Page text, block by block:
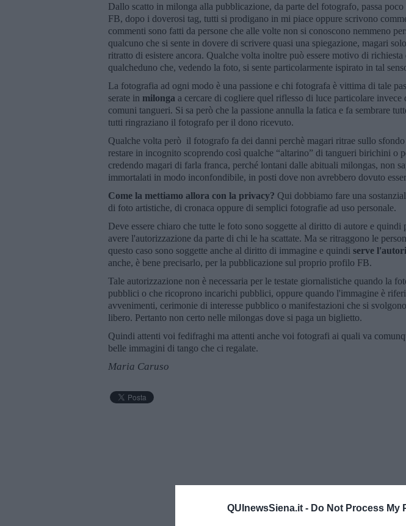
QUInewsSiena.it - Do Not Process My
Dallo scatto in milonga alla pubblicazione, da parte del fotografo, passa poco
FB, dopo i doverosi tag, tutti si prodigano in mi piace oppure scrivono
commenti sono fatti da persone che alle volte non si conoscono nemmeno
qualcuno che si sente in dovere di scrivere quasi una spiegazione, magari
ritratto di esistere ancora. Qualche volta inoltre può essere motivo di
qualcheduno che, vedendo la foto, si sente particolarmente ispirato in tal
La fotografia ad ogni modo è una passione e chi fotografa è vittima di tale
serate in milonga a cercare di cogliere quel riflesso di luce particolare invece
comuni tangueri. Si sa però che la passione annulla la fatica e fa sembrare
tutti ringraziano il fotografo per il dono ricevuto.
Qualche volta però il fotografo fa dei danni perchè magari ritrae sullo
restare in incognito scoprendo così qualche “altarino” di tangueri birichini o
credendo magari di farla franca, perché lontani dalle abituali milongas, non
immortalati in modo inconfondibile, in posti dove non avrebbero dovuto
Come la mettiamo allora con la privacy? Qui dobbiamo fare una
di foto artistiche, di cronaca oppure di semplici fotografie ad uso personale.
Deve essere chiaro che tutte le foto sono soggette al diritto di autore e quindi
avere l'autorizzazione da parte di chi le ha scattate. Ma se ritraggono le
questo caso sono soggette anche al diritto di immagine e quindi serve
anche, è bene precisarlo, per la pubblicazione sul proprio profilo FB.
Tale autorizzazione non è necessaria per le testate giornalistiche quando la
pubblici o che ricoprono incarichi pubblici, oppure quando l'immagine è
avvenimenti, cerimonie di interesse pubblico o manifestazioni che si
libero. Pertanto non certo nelle milongas dove si paga un biglietto.
Quindi attenti voi fedifraghi ma attenti anche voi fotografi ai quali va
belle immagini di tango che ci regalate.
Maria Caruso